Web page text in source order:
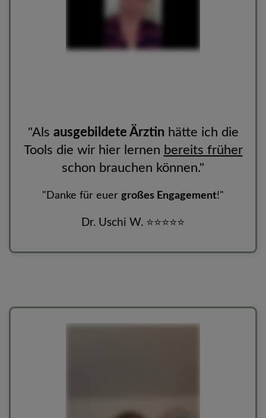
"Als ausgebildete Ärztin hätte ich die
Tools die wir hier lernen bereits früher
schon brauchen können."
" Danke für euer großes Engagement!"
Dr. Uschi W. ⭐⭐⭐⭐⭐